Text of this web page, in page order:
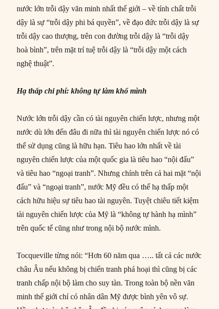
nước lớn trỗi dậy văn minh nhất thế giới – về tính chất trỗi
dậy là sự “trỗi dậy phi bá quyền”, về đạo đức trỗi dậy là sự
trỗi dậy cao thượng, trên con đường trỗi dậy là “trỗi dậy
hoà bình”, trên mặt trí tuệ trỗi dậy là “trỗi dậy một cách
nghệ thuật”.
Hạ thấp chi phí: không tự làm khổ mình
Nước lớn trỗi dậy cần có tài nguyên chiến lược, nhưng một
nước dù lớn đến đâu đi nữa thì tài nguyên chiến lược nó có
thể sử dụng cũng là hữu hạn. Tiêu hao lớn nhất về tài
nguyên chiến lược của một quốc gia là tiêu hao “nội đấu”
và tiêu hao “ngoại tranh”. Nhưng chính trên cả hai mặt “nội
đấu” và “ngoại tranh”, nước Mỹ đều có thể hạ thấp một
cách hữu hiệu sự tiêu hao tài nguyên. Tuyệt chiêu tiết kiệm
tài nguyên chiến lược của Mỹ là “không tự hành hạ mình”
trên quốc tế cũng như trong nội bộ nước mình.
Tocqueville từng nói: “Hơn 60 năm qua ….. tất cả các nước
châu Âu nếu không bị chiến tranh phá hoại thì cũng bị các
tranh chấp nội bộ làm cho suy tàn. Trong toàn bộ nền văn
minh thế giới chỉ có nhân dân Mỹ được bình yên vô sự.